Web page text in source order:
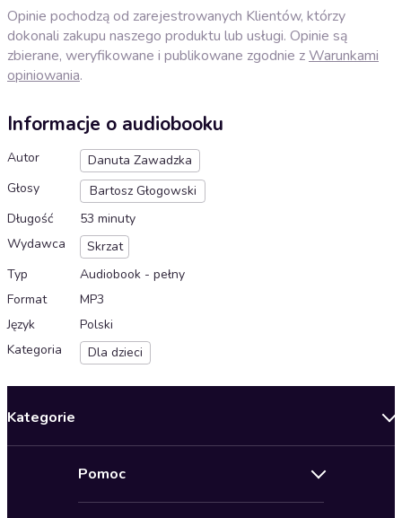
Opinie pochodzą od zarejestrowanych Klientów, którzy
dokonali zakupu naszego produktu lub usługi. Opinie są
zbierane, weryfikowane i publikowane zgodnie zWarunkami
opiniowania.
Informacje o audiobooku
Autor
Danuta Zawadzka
Głosy
Bartosz Głogowski
Długość
53 minuty
Wydawca
Skrzat
Typ
Audiobook - pełny
Format
MP3
Język
Polski
Kategoria
Dla dzieci
Kategorie
Pomoc